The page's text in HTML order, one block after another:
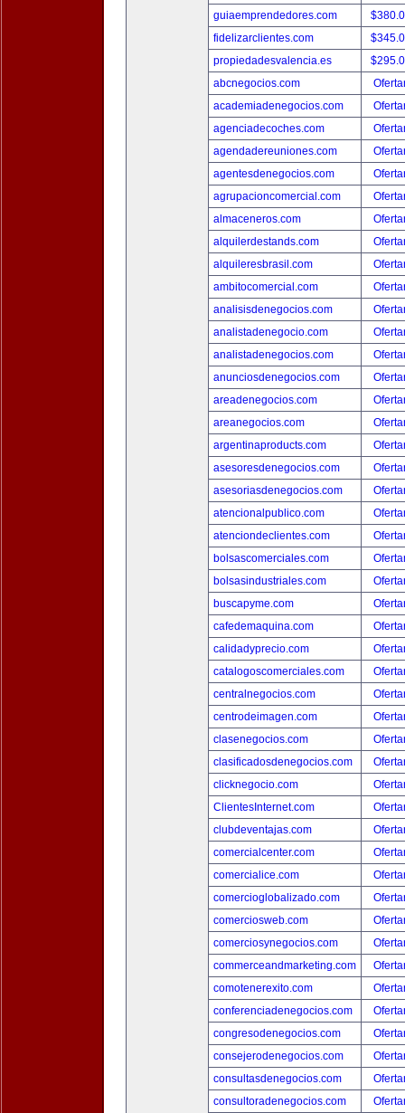
guiaemprendedores.com
fidelizarclientes.com
propiedadesvalencia.es
abcnegocios.com
academiadenegocios.com
agenciadecoches.com
agendadereuniones.com
agentesdenegocios.com
agrupacioncomercial.com
almaceneros.com
alquilerdestands.com
alquileresbrasil.com
ambitocomercial.com
analisisdenegocios.com
analistadenegocio.com
analistadenegocios.com
anunciosdenegocios.com
areadenegocios.com
areanegocios.com
argentinaproducts.com
asesoresdenegocios.com
asesoriasdenegocios.com
atencionalpublico.com
atenciondeclientes.com
bolsascomerciales.com
bolsasindustriales.com
buscapyme.com
cafedemaquina.com
calidadyprecio.com
catalogoscomerciales.com
centralnegocios.com
centrodeimagen.com
clasenegocios.com
clasificadosdenegocios.com
clicknegocio.com
ClientesInternet.com
clubdeventajas.com
comercialcenter.com
comercialice.com
comercioglobalizado.com
comerciosweb.com
comerciosynegocios.com
commerceandmarketing.com
comotenerexito.com
conferenciadenegocios.com
congresodenegocios.com
consejerodenegocios.com
consultasdenegocios.com
consultoradenegocios.com